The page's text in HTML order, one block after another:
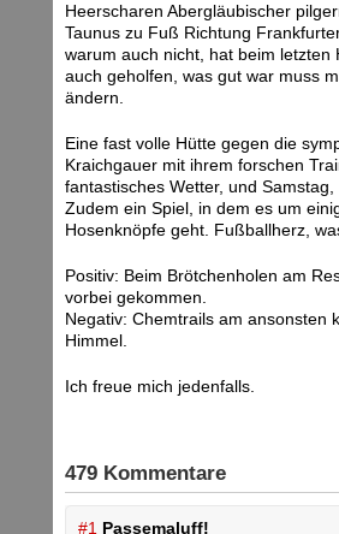
Heerscharen Abergläubischer
Taunus zu Fuß Richtung
warum auch nicht, hat beim letzten
auch geholfen, was gut war muss
ändern.
Eine fast volle Hütte gegen die
Kraichgauer mit ihrem forschen
fantastisches Wetter, und Samstag,
Zudem ein Spiel, in dem es um
Hosenknöpfe geht. Fußballherz,
Positiv: Beim Brötchenholen am
vorbei gekommen.
Negativ: Chemtrails am ansonsten
Himmel.
Ich freue mich jedenfalls.
479 Kommentare
#1 Passemaluff!